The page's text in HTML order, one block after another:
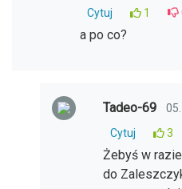
Cytuj
1
a po co?
Tadeo-69
Cytuj
3
Żebyś w
do